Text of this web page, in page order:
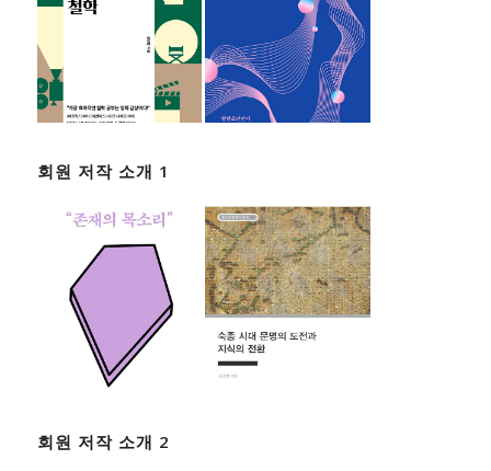
회원 저작 소개 1
회원 저작 소개 2